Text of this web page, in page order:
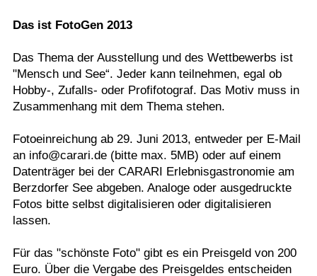
Das ist FotoGen 2013
Das Thema der Ausstellung und des Wettbewerbs ist
"Mensch und See“. Jeder kann teilnehmen, egal ob
Hobby-, Zufalls- oder Profifotograf. Das Motiv muss in
Zusammenhang mit dem Thema stehen.
Fotoeinreichung ab 29. Juni 2013, entweder per E-Mail
an info@carari.de (bitte max. 5MB) oder auf einem
Datenträger bei der CARARI Erlebnisgastronomie am
Berzdorfer See abgeben. Analoge oder ausgedruckte
Fotos bitte selbst digitalisieren oder digitalisieren
lassen.
Für das "schönste Foto" gibt es ein Preisgeld von 200
Euro. Über die Vergabe des Preisgeldes entscheiden